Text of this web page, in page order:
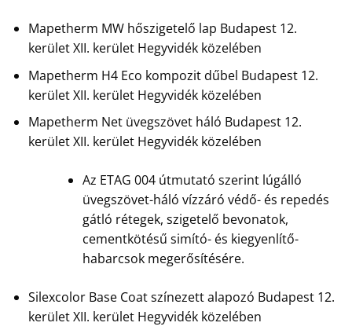
Mapetherm MW hőszigetelő lap Budapest 12.
kerület XII. kerület Hegyvidék közelében
Mapetherm H4 Eco kompozit dűbel Budapest 12.
kerület XII. kerület Hegyvidék közelében
Mapetherm Net üvegszövet háló Budapest 12.
kerület XII. kerület Hegyvidék közelében
Az ETAG 004 útmutató szerint lúgálló
üvegszövet-háló vízzáró védő- és repedés
gátló rétegek, szigetelő bevonatok,
cementkötésű simító- és kiegyenlítő-
habarcsok megerősítésére.
Silexcolor Base Coat színezett alapozó Budapest 12.
kerület XII. kerület Hegyvidék közelében